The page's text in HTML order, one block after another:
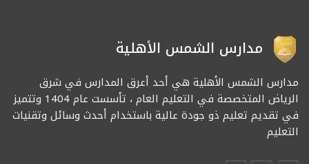
مدارس الشمس الأهلية
مدارس الشمس الأهلية هي أحد أعرق المدارس في شرق
الرياض المتخصصة في التعليم العام ، تأسست عام 1404 وتتميز
في تقديم تعليم ذو جودة عالية باستخدام أحدث وسائل وتقنيات
التعليم